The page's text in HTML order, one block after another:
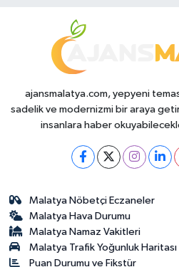
ajansmalatya.com, yepyeni
sadelik ve modernizmi bir araya
insanlara haber
Malatya Nöbetçi Eczaneler
Malatya Hava Durumu
Malatya Namaz Vakitleri
Malatya Trafik Yoğunluk Haritası
Puan Durumu ve Fikstür